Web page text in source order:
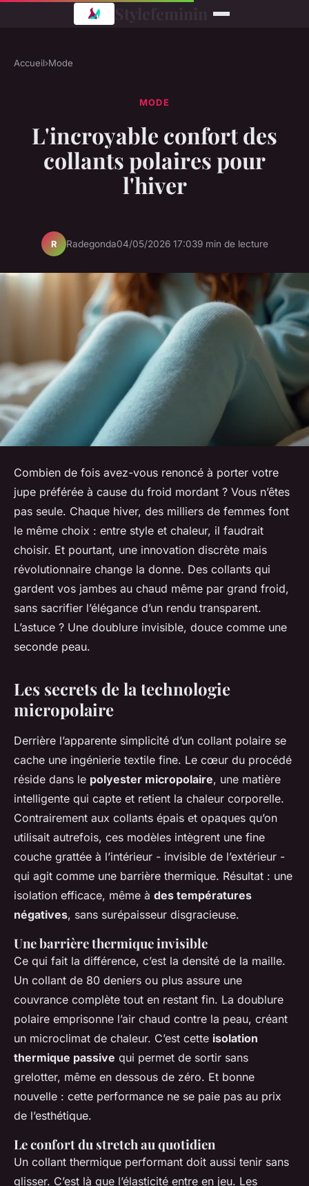
Accueil›Mode
MODE
L'incroyable confort des
collants polaires pour
l'hiver
R Radegonda04/05/2026 17:039 min de lecture
Combien de fois avez-vous renoncé à porter votre
jupe préférée à cause du froid mordant ? Vous n’êtes
pas seule. Chaque hiver, des milliers de femmes font
le même choix : entre style et chaleur, il faudrait
choisir. Et pourtant, une innovation discrète mais
révolutionnaire change la donne. Des collants qui
gardent vos jambes au chaud même par grand froid,
sans sacrifier l’élégance d’un rendu transparent.
L’astuce ? Une doublure invisible, douce comme une
seconde peau.
Les secrets de la technologie
micropolaire
Derrière l’apparente simplicité d’un collant polaire se
cache une ingénierie textile fine. Le cœur du procédé
réside dans le polyester micropolaire, une matière
intelligente qui capte et retient la chaleur corporelle.
Contrairement aux collants épais et opaques qu’on
utilisait autrefois, ces modèles intègrent une fine
couche grattée à l’intérieur - invisible de l’extérieur -
qui agit comme une barrière thermique. Résultat : une
isolation efficace, même à des températures
négatives, sans surépaisseur disgracieuse.
Une barrière thermique invisible
Ce qui fait la différence, c’est la densité de la maille.
Un collant de 80 deniers ou plus assure une
couvrance complète tout en restant fin. La doublure
polaire emprisonne l’air chaud contre la peau, créant
un microclimat de chaleur. C’est cette isolation
thermique passive qui permet de sortir sans
grelotter, même en dessous de zéro. Et bonne
nouvelle : cette performance ne se paie pas au prix
de l’esthétique.
Le confort du stretch au quotidien
Un collant thermique performant doit aussi tenir sans
glisser. C’est là que l’élasticité entre en jeu. Les